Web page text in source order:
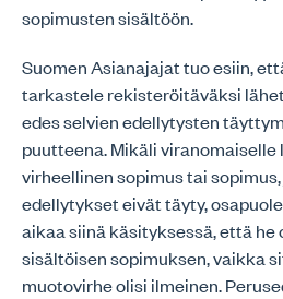
sopimusten sisältöön.
Suomen Asianajajat tuo esiin,
tarkastele rekisteröitäväksi
edes selvien edellytysten
puutteena. Mikäli
virheellinen sopimus tai
edellytykset eivät täyty,
aikaa siinä käsityksessä, että he
sisältöisen sopimuksen, vaikka
muotovirhe olisi ilmeinen.